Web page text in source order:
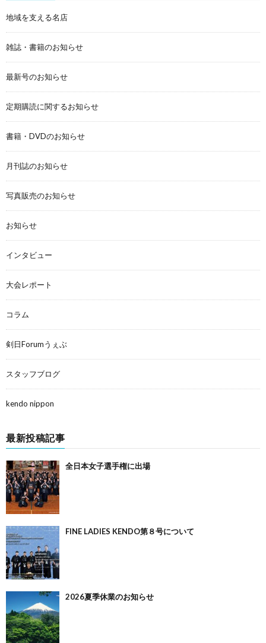
地域を支える名店
雑誌・書籍のお知らせ
最新号のお知らせ
定期購読に関するお知らせ
書籍・DVDのお知らせ
月刊誌のお知らせ
写真販売のお知らせ
お知らせ
インタビュー
大会レポート
コラム
剣日Forumうぇぶ
スタッフブログ
kendo nippon
最新投稿記事
全日本女子選手権に出場
FINE LADIES KENDO第８号について
2026夏季休業のお知らせ